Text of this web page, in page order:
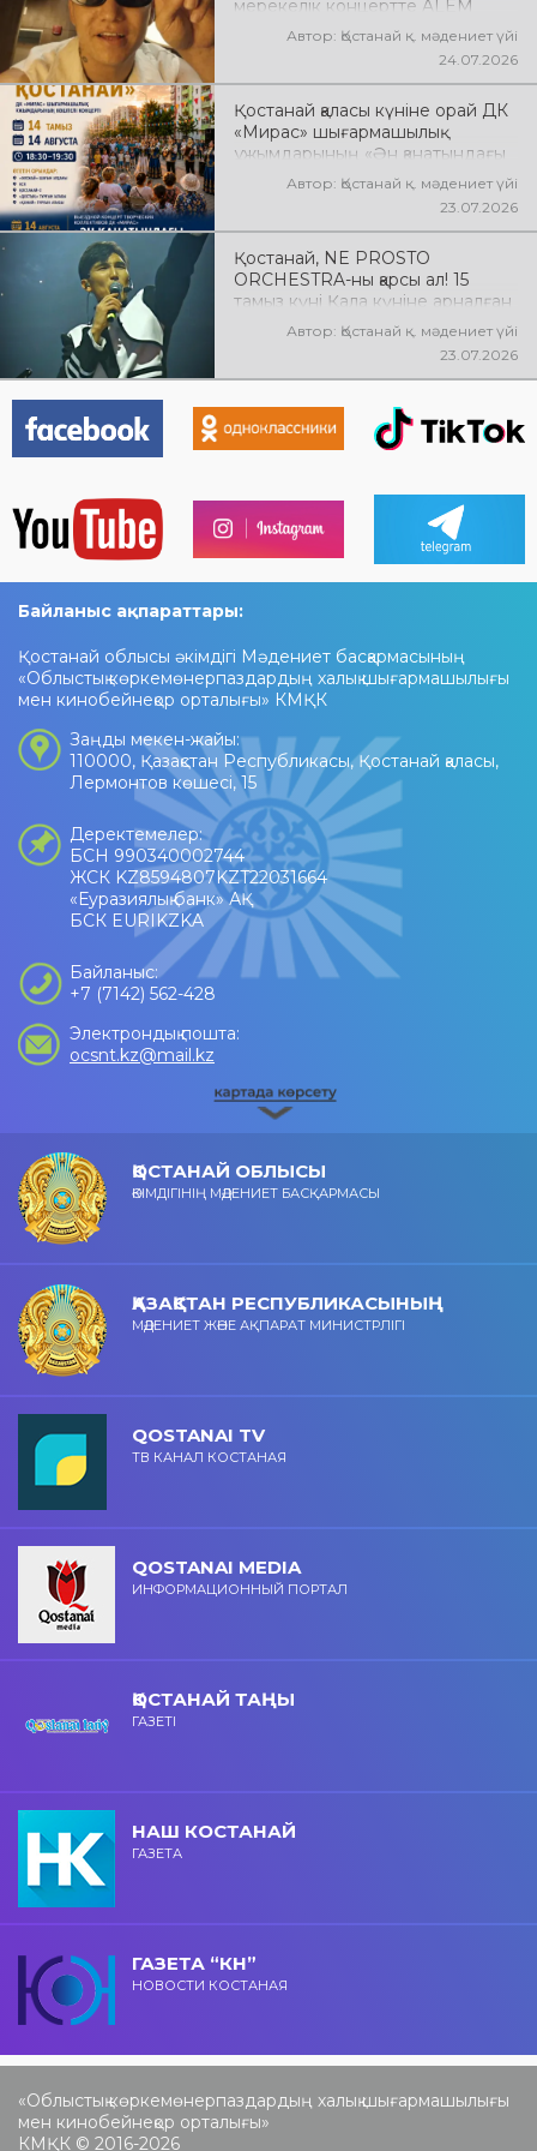
мерекелік концертте ALEM
өнер көрсетеді! @xcialem
Автор: Қостанай қ. мәдениет үйі
24.07.2026
Қостанай қаласы күніне орай ДК
«Мирас» шығармашылық
ұжымдарының «Ән қанатындағы
Қостанай» көшпелі концерті
өтеді! Баршаңызды мерекелік
Автор: Қостанай қ. мәдениет үйі
23.07.2026
Қостанай, NE PROSTO
ORCHESTRA-ны қарсы ал! 15
тамыз күні Қала күніне арналған
мерекелік концертте NE
PROSTO ORCHESTRA өнер
көрсетеді! @ne_prosto_orchestra
Автор: Қостанай қ. мәдениет үйі
23.07.2026
Байланыс ақпараттары:
Қостанай облысы әкімдігі Мәдениет басқармасының
«Облыстық көркемөнерпаздардың халық шығармашылығы
мен кинобейнеқор орталығы» КМҚК
Заңды мекен-жайы:
110000, Қазақстан Республикасы, Қостанай қаласы,
Лермонтов көшесі, 15
Деректемелер:
БСН 990340002744
ЖСК KZ8594807KZT22031664
«Еуразиялық банк» АҚ
БСК EURIKZKA
Байланыс:
+7 (7142) 562-428
Электрондық пошта:
ocsnt.kz@mail.kz
ҚОСТАНАЙ ОБЛЫСЫ
ӘКІМДІГІНІҢ МӘДЕНИЕТ БАСҚАРМАСЫ
ҚАЗАҚСТАН РЕСПУБЛИКАСЫНЫҢ
МӘДЕНИЕТ ЖӘНЕ АҚПАРАТ МИНИСТРЛІГІ
QOSTANAI TV
ТВ КАНАЛ КОСТАНАЯ
QOSTANAI MEDIA
ИНФОРМАЦИОННЫЙ ПОРТАЛ
ҚОСТАНАЙ ТАҢЫ
ГАЗЕТІ
НАШ КОСТАНАЙ
ГАЗЕТА
ГАЗЕТА “КН”
НОВОСТИ КОСТАНАЯ
«Облыстық көркемөнерпаздардың халық шығармашылығы
мен кинобейнеқор орталығы»
КМҚК © 2016-2026